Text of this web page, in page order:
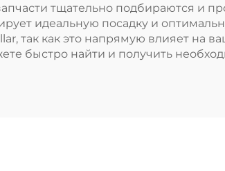
тщательно подбираются и
идеальную посадку и
так как это напрямую влияет на
быстро найти и получить